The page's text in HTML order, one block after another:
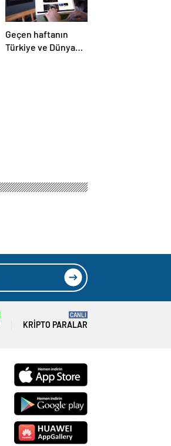
Geçen haftanın
Türkiye ve Dünya
KRIPTO PARALAR
CANLI